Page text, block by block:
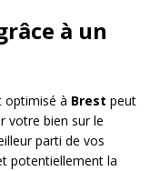
à un
optimisé à Brest peut
votre bien sur le
parti de vos
potentiellement la